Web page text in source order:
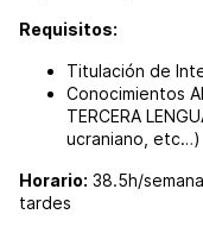
Requisitos:
Titulación de
Conocimientos
TERCERA
ucraniano, etc…)
Horario: 38.5h/
tardes